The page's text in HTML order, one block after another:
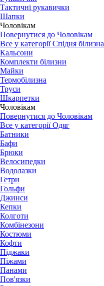
Тактичні рукавички
Шапки
Чоловікам
Повернутися до Чоловікам
Все у категорії Спідня білизна
Кальсони
Комплекти білизни
Майки
Термобілизна
Труси
Шкарпетки
Чоловікам
Повернутися до Чоловікам
Все у категорії Одяг
Батники
Бафи
Брюки
Велосипедки
Водолазки
Гетри
Гольфи
Джинси
Кепки
Колготи
Комбінезони
Костюми
Кофти
Піджаки
Піжами
Панами
Пов'язки